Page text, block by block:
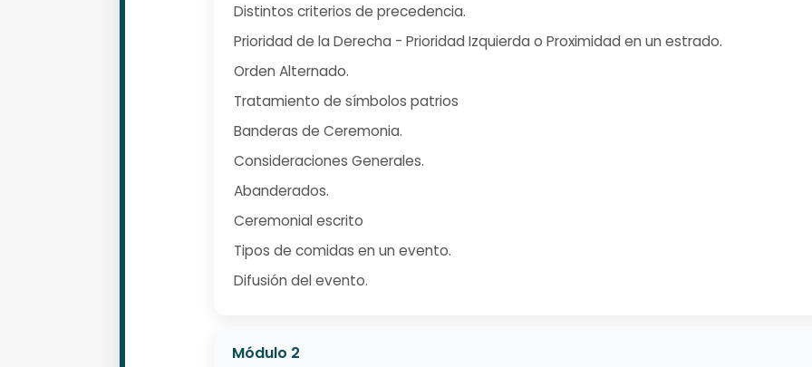
Distintos criterios de precedencia.
Prioridad de la Derecha - Prioridad Izquierda o Proximidad en un estrado.
Orden Alternado.
Tratamiento de símbolos patrios
Banderas de Ceremonia.
Consideraciones Generales.
Abanderados.
Ceremonial escrito
Tipos de comidas en un evento.
Difusión del evento.
Módulo 2